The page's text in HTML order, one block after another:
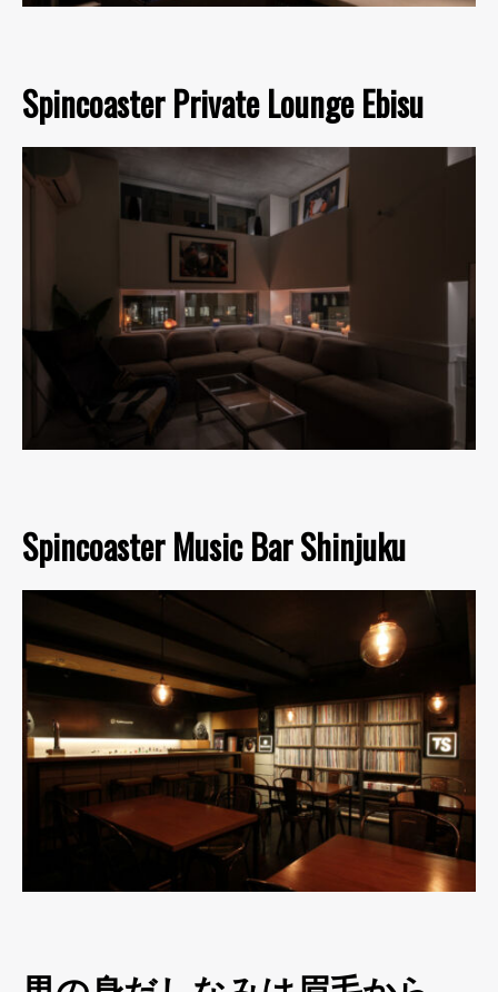
Spincoaster Private Lounge Ebisu
Spincoaster Music Bar Shinjuku